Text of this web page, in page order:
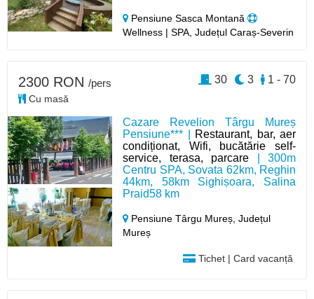
Pensiune Sasca Montană
Wellness | SPA, Județul Caraș-Severin
Cazare Revelion Târgu Mureș
Pensiune*** |
Restaurant, bar, aer
condiționat, Wifi, bucătărie self-
service, terasa, parcare | 300m
Centru SPA, Sovata 62km, Reghin
44km, 58km Sighișoara, Salina
Praid58 km
Pensiune Târgu Mureș,Județul
Mureș
Tichet | Card vacanță
2300 RON /pers
Cu masă
1 - 70
3
30